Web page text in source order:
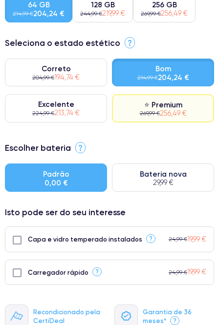
Recondicionado pela
CertiDeal
Garantia de 36
meses*
?
64 GB
214,99 €204,24 €
128 GB
244,99 €219,99 €
256 GB
269,99 €256,49 €
Seleciona o estado estético ?
Correto
204,99 €194,74 €
Bom
214,99 €204,24 €
Excelente
224,99 €213,74 €
⭐ Premium
269,99 €256,49 €
⭐ Premium
● Bateria: Adequada para uso intensivo.
● Apenas 5% dos nossos telefones atingem a classificação
Escolher bateria ?
Padrão
0,00 €
Bateria nova
29,99 €
Isto pode ser do seu interesse
Capa e vidro temperado instalados ? 24,99 €19,99 €
Carregador rápido ? 24,99 €19,99 €